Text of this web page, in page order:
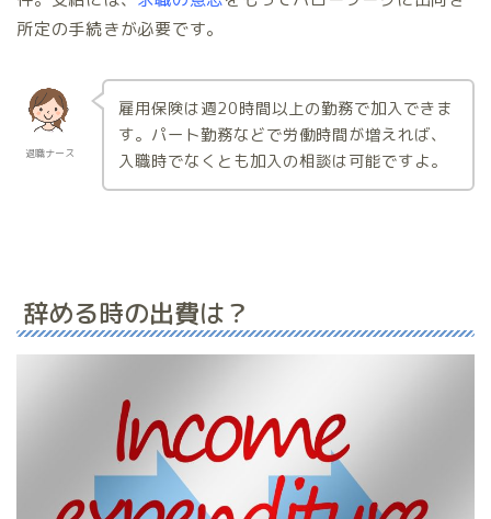
所定の手続きが必要です。
退職ナース
雇用保険は週20時間以上の勤務で加入できま
す。パート勤務などで労働時間が増えれば、
入職時でなくとも加入の相談は可能ですよ。
辞める時の出費は？